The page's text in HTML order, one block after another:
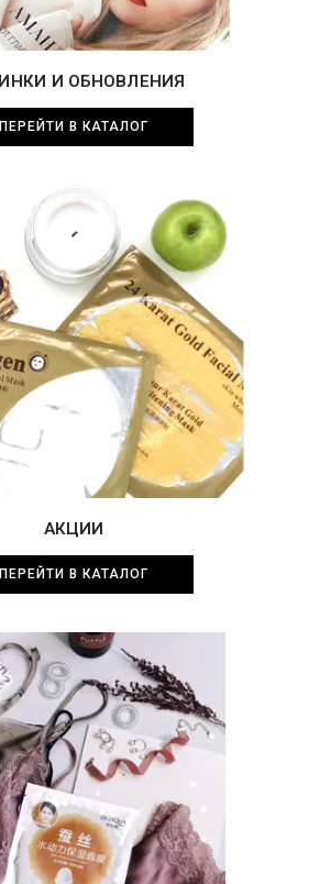
И ОБНОВЛЕНИЯ
ПЕРЕЙТИ В КАТАЛОГ
АКЦИИ
ПЕРЕЙТИ В КАТАЛОГ